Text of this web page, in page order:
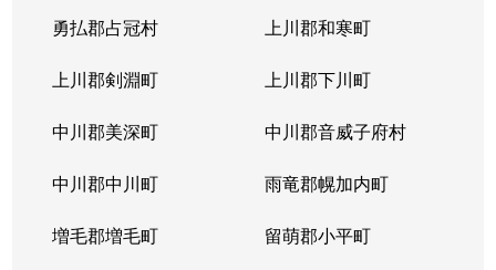
勇払郡占冠村 上川郡和寒町
上川郡剣淵町 上川郡下川町
中川郡美深町 中川郡音威子府村
中川郡中川町 雨竜郡幌加内町
増毛郡増毛町 留萌郡小平町